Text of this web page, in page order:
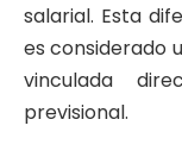
salarial. Esta
es considerado
vinculada
previsional.